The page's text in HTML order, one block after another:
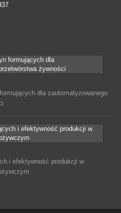
dla zautomatyzowanego
i efektywność produkcji w